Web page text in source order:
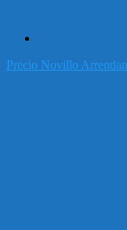
Precio Novillo